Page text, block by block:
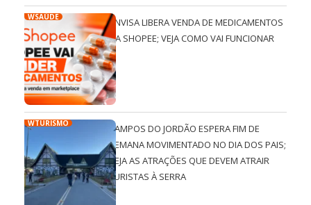
WSAÚDE
ANVISA LIBERA VENDA DE MEDICAMENTOS
NA SHOPEE; VEJA COMO VAI FUNCIONAR
WTURISMO
CAMPOS DO JORDÃO ESPERA FIM DE
SEMANA MOVIMENTADO NO DIA DOS PAIS;
VEJA AS ATRAÇÕES QUE DEVEM ATRAIR
TURISTAS À SERRA